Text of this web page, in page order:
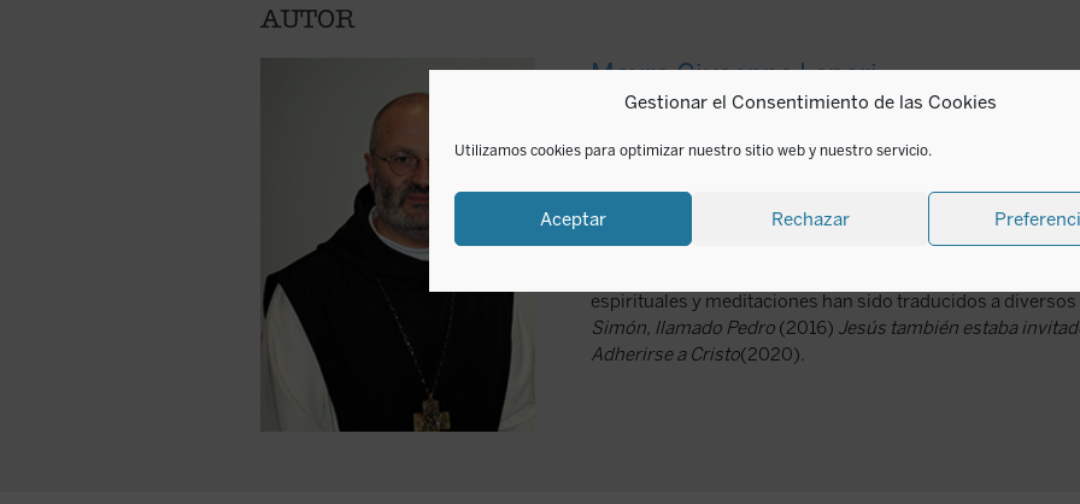
Gestionar el Consentimiento de las Cookies
Utilizamos cookies para optimizar nuestro sitio web y nuestro servicio.
Aceptar Rechazar
AUTOR
Mauro Giuseppe Lepori
El P. Mauro Giuseppe Lepori, nacido en Lugano (Ticino,
Orden del Císter desde 2010. Es también licenciado en
la Universidad de Friburgo. Entró en 1984 como monje en
(Suiza), en la que hizo su profesión solmene en 1989.
abad de Hauterive entre 1994 y 2010.
Sus ensayos y artículos, que recogen varias de sus
espirituales y meditaciones han sido traducidos a
Simón, llamado Pedro(2016) Jesús también estaba
Adherirse a Cristo(2020).